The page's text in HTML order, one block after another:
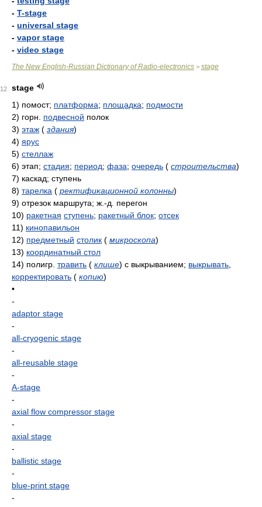
- T-stage
- universal stage
- vapor stage
- video stage
The New English-Russian Dictionary of Radio-electronics > stage
12
stage
1) помост; платформа; площадка; подмости
2) горн. подвесной полок
3) этаж ( здания)
4) ярус
5) стеллаж
6) этап; стадия; период; фаза; очередь ( строительства)
7) каскад; ступень
8) тарелка ( ректификационной колонны)
9) отрезок маршрута; ж.-д. перегон
10) ракетная ступень; ракетный блок; отсек
11) кинопавильон
12) предметный столик ( микроскопа)
13) координатный стол
14) полигр. травить ( клише) с выкрыванием; выкрывать
корректировать ( копию)
•
-
adaptor stage
-
all-cryogenic stage
-
all-reusable stage
-
A-stage
-
axial flow compressor stage
-
axial stage
-
ballistic stage
-
blue-print stage
-